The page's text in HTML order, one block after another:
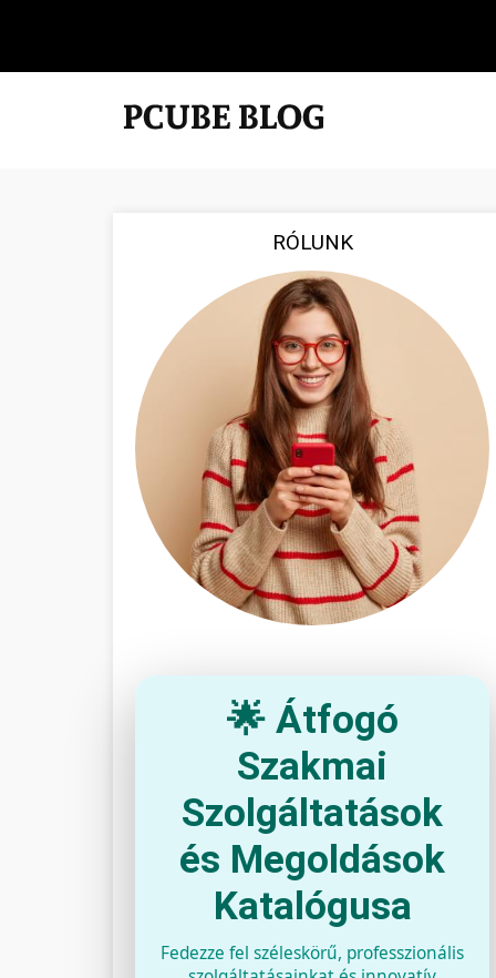
RÓLUNK
🌟 Átfogó
Szakmai
Szolgáltatások
és Megoldások
Katalógusa
Fedezze fel széleskörű, professzionális